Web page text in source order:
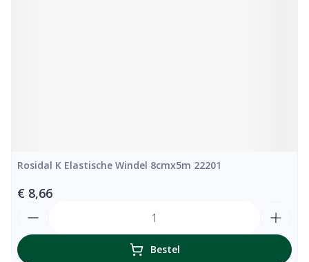
Rosidal K Elastische Windel 8cmx5m 22201
€ 8,66
Bestel